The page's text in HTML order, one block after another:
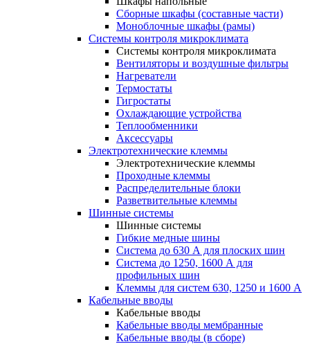
Сборные шкафы (составные части)
Моноблочные шкафы (рамы)
Системы контроля микроклимата
Системы контроля микроклимата
Вентиляторы и воздушные фильтры
Нагреватели
Термостаты
Гигростаты
Охлаждающие устройства
Теплообменники
Аксессуары
Электротехнические клеммы
Электротехнические клеммы
Проходные клеммы
Распределительные блоки
Разветвительные клеммы
Шинные системы
Шинные системы
Гибкие медные шины
Система до 630 А для плоских шин
Система до 1250, 1600 А для
профильных шин
Клеммы для систем 630, 1250 и 1600 А
Кабельные вводы
Кабельные вводы
Кабельные вводы мембранные
Кабельные вводы (в сборе)